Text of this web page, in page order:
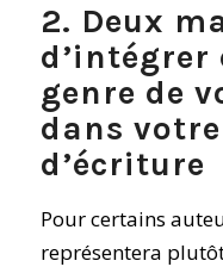
2. Deux
genre de
dans
d’écriture
Pour certains
représentera